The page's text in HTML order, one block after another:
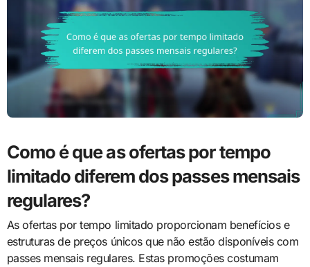
Como é que as ofertas por tempo
limitado diferem dos passes mensais
regulares?
As ofertas por tempo limitado proporcionam benefícios e
estruturas de preços únicos que não estão disponíveis com
passes mensais regulares. Estas promoções costumam